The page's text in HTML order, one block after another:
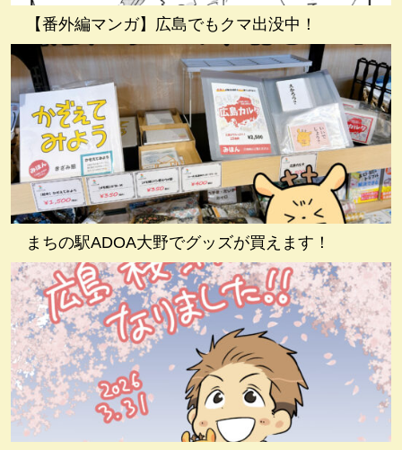
【番外編マンガ】広島でもクマ出没中！
まちの駅ADOA大野でグッズが買えます！